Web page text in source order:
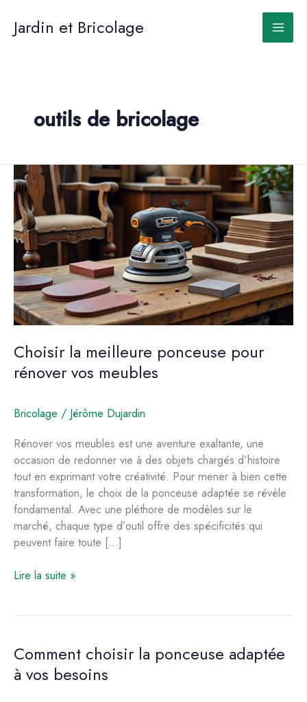
contenu
Jardin et Bricolage
outils de bricolage
Choisir la meilleure ponceuse pour
rénover vos meubles
Bricolage / Jérôme Dujardin
Rénover vos meubles est une aventure exaltante, une
occasion de redonner vie à des objets chargés d’histoire
tout en exprimant votre créativité. Pour mener à bien cette
transformation, le choix de la ponceuse adaptée se révèle
fondamental. Avec une pléthore de modèles sur le
marché, chaque type d’outil offre des spécificités qui
peuvent faire toute […]
Choisir
rénover
vos
Lire la suite »
Comment choisir la ponceuse adaptée
à vos besoins